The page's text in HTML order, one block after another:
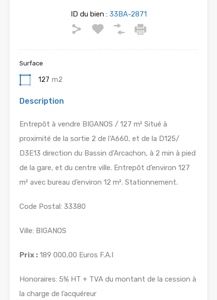
ID du bien :33BA-2871
Surface
127 m2
Description
Entrepôt à vendre BIGANOS / 127 m² Situé à
proximité de la sortie 2 de l’A660, et de la D125/
D3E13 direction du Bassin d’Arcachon, à 2 min à pied
de la gare, et du centre ville. Entrepôt d’environ 127
m² avec bureau d’environ 12 m². Stationnement.
Code Postal: 33380
Ville: BIGANOS
Prix : 189 000,00 Euros F.A.I
Honoraires: 5% HT + TVA du montant de la cession à
la charge de l’acquéreur